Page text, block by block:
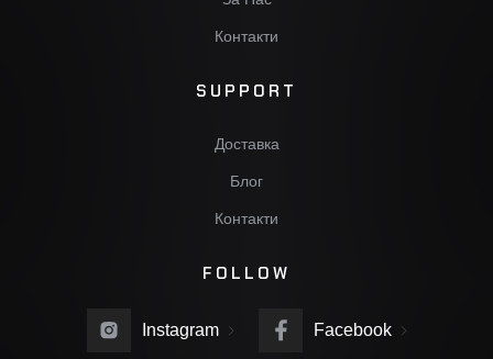
Контакти
SUPPORT
Доставка
Блог
Контакти
FOLLOW
Instagram Facebook